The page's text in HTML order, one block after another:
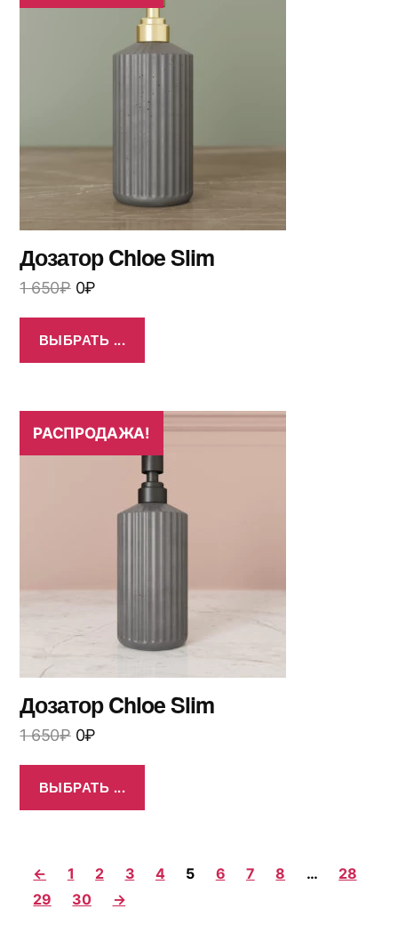
Дозатор Chloe Slim
1 650₽ 0₽
ВЫБРАТЬ ...
РАСПРОДАЖА!
Дозатор Chloe Slim
1 650₽ 0₽
ВЫБРАТЬ ...
← 1 2 3 4 5 6 7 8 …
28
29
30 →